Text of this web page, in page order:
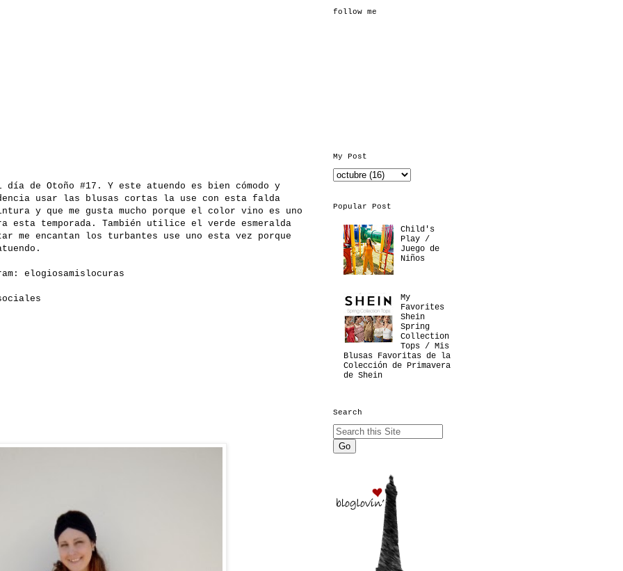
de Otoño #17. Y este atuendo es bien cómodo y
usar las blusas cortas la use con esta falda
y que me gusta mucho porque el color vino es uno
esta temporada. También utilice el verde esmeralda
me encantan los turbantes use uno esta vez porque
elogiosamislocuras
follow me
My Post
Popular Post
Child's
Play /
Juego de
Niños
My
Favorites
Shein
Spring
Collection
Tops / Mis
Blusas Favoritas de la
Colección de Primavera
de Shein
Search